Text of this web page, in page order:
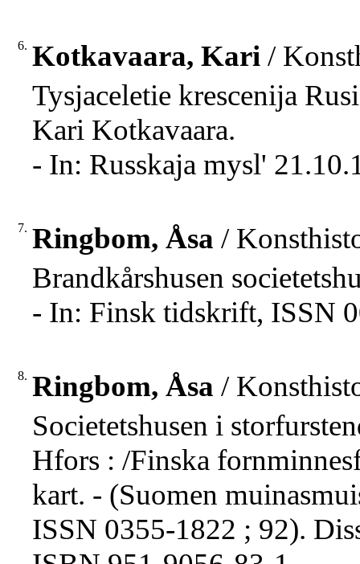
6. Kotkavaara, Kari /
Tysjaceletie krescenija
Kari Kotkavaara.
- In: Russkaja mysl'
7. Ringbom, Åsa /
Brandkårshusen
- In: Finsk tidskrift, ISSN
8. Ringbom, Åsa /
Societetshusen i
Hfors : /Finska
kart. - (Suomen
ISSN 0355-1822 ; 92).